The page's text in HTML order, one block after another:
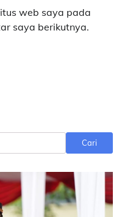
web saya pada
saya berikutnya.
Cari